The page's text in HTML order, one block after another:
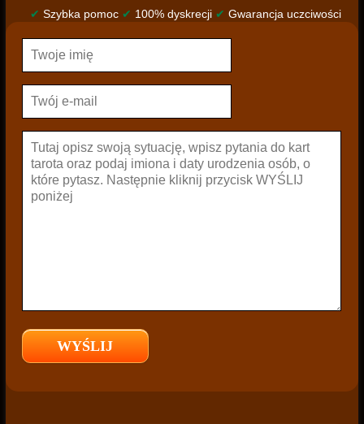
✔ Szybka pomoc ✔ 100% dyskrecji ✔ Gwarancja uczciwości